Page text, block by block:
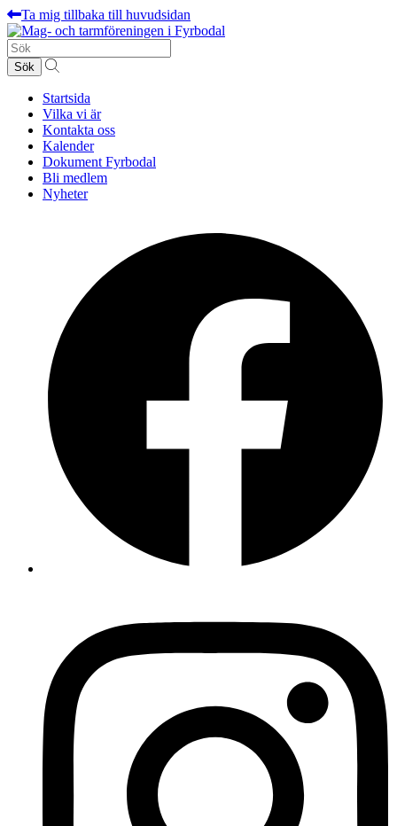
Ta mig tillbaka till huvudsidan
Sök
efter:
Startsida
Vilka vi är
Kontakta oss
Kalender
Dokument Fyrbodal
Bli medlem
Nyheter